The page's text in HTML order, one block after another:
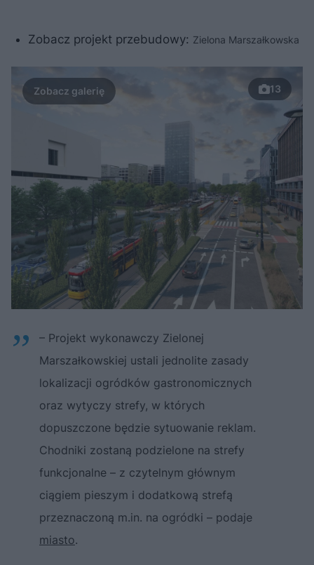
Zobacz projekt przebudowy: Zielona Marszałkowska
13
– Projekt wykonawczy Zielonej
Marszałkowskiej ustali jednolite zasady
lokalizacji ogródków gastronomicznych
oraz wytyczy strefy, w których
dopuszczone będzie sytuowanie reklam.
Chodniki zostaną podzielone na strefy
funkcjonalne – z czytelnym głównym
ciągiem pieszym i dodatkową strefą
przeznaczoną m.in. na ogródki – podaje
miasto.